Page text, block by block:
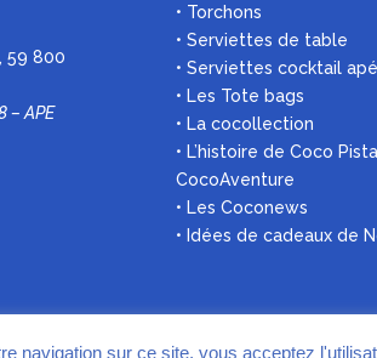
59 800
– APE
• Torchons
• Serviettes de table
• Serviettes cocktail
• Les Tote bags
• La cocollection
• L’histoire de Coco
CocoAventure
• Les Coconews
• Idées de cadeaux de
navigation sur ce site, vous acceptez